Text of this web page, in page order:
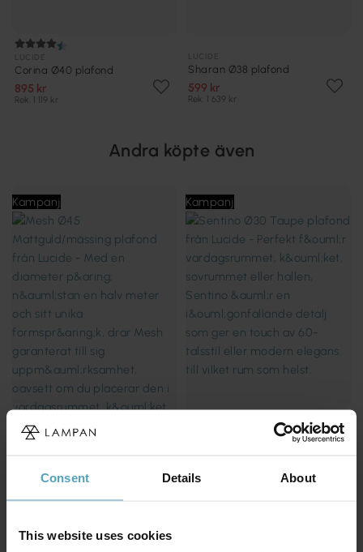
Consent Details About
This website uses cookies
Corina Ø40 plafond
895 kr
Rek. 1 119 kr
Sharan Ø38 plafond
599 kr
Rek. 1 639 kr
Andra köpte även
Kampanj
LUCIDE
Rek. 969 kr
Kampanj
Rek. 959 kr